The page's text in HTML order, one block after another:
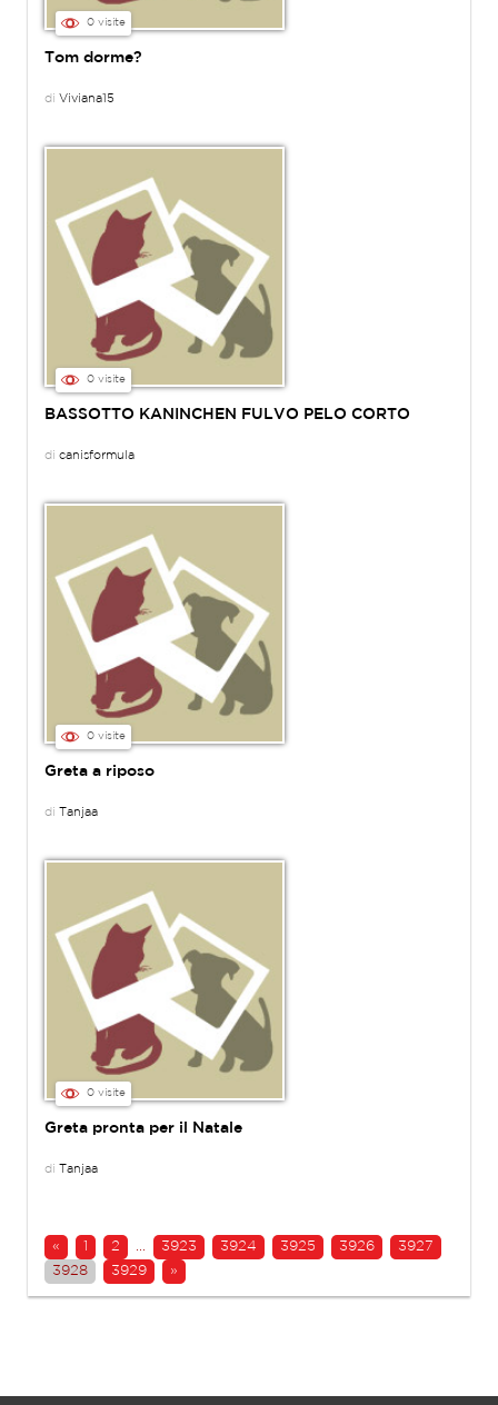
0 visite
Tom dorme?
di Viviana15
0 visite
BASSOTTO KANINCHEN FULVO PELO CORTO
di canisformula
0 visite
Greta a riposo
di Tanjaa
0 visite
Greta pronta per il Natale
di Tanjaa
« 1 2 3923 3924 3925 3926
3927
3928
3929 »